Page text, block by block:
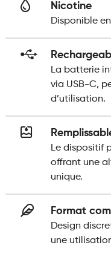
Nicotine
Disponible
La batterie
via USB-C,
d’utilisation.
Le dispositif
offrant une
unique.
Format
Design
une